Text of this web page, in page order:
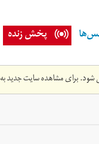
پخش زنده
شود. برای مشاهده سایت جدید به